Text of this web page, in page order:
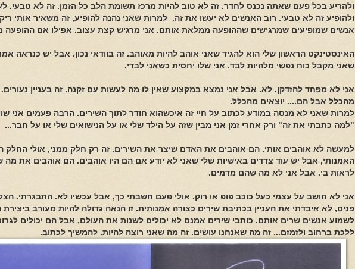
ולהריע בכל פעם שאתה נכנס לחדר. זה לא טוב להיות מרכז תשומת הלב כל הזמן. זה לא טבעי.
ולהופיע זה לא טבעי. רוב האנשים לא יעשו את זה. למרות שאני נהנה להופיע, זה משאיר אותי
אנשים שמופיעים שמרגישים שההופעה ממלאת אותם. אני מרגיש קצת עצוב. אפילו אם ההופעה
האינסטינקט הראשון שלי הוא להגיד שאני אוהב להיות מאוהב. זה בוודאי נכון. אבל יש כנראה
שאני מקבל כוח נפשי מלהיות לבד. אני שלו יחסית כשאני לבדי.
אני לא מפחד להזדקן. לא. אבל אני נמצא במקצוע שאין לו מה לעשות עם זקנה. זה בעניין נעורים.
מהכלל אבל הם.... יוצאים מהכלל.
למרות שאני לא מנסה במודע לכתוב על חיי זה איכשהוא חודר לתוך השירים. הרבה פעמים אני
"למה כתבתי את זה" ורק אחרי זמן אני מבין שזה על הילד שלי או על הנישואים שלי או על חבר...
למעשה לא אוהבים אותי. הם אוהבים את האדם שיצר את השירים. זה רק חלק ממני, אולי החלק
האמנותי, אבל יש עוד צדדים באישיות שלי שאני לא יודע אם הם היו אוהבים. הם אוהבים את
לראות בי. אבל אני לא מה שהם מדמים.
אני לא חושב על עצמי כעל כוכב פופ או רוק. אולי פעם חשבתי כך, אבל עכשיו לא. התבגרתי.
פנים, לא איבדתי את העניין בכתיבת שירים כצורה אמנותית. זו הנאה גדולה להיות מעורב ביצירת
לשמוע אנשים שרים אותם. כותבי שירים אמנם לא יכולים לשנות את העולם, אבל הם יכולים
ללכת ברחוב ולזמזם... זה מה שאנחנו עושים. זה מה שאני רוצה להיות. להמשיך לכתוב.